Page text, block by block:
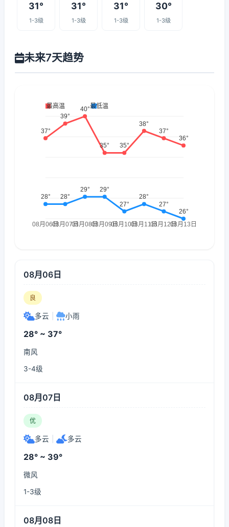
31°
1-3级
31°
1-3级
31°
1-3级
30°
1-3级
未来7天趋势
08月06日
良
多云 小雨
28° ~ 37°
南风
3-4级
08月07日
优
多云 多云
28° ~ 39°
微风
1-3级
08月08日